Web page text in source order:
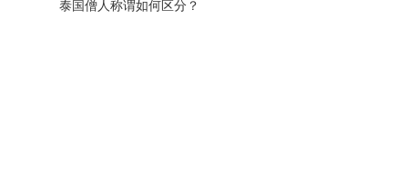
泰国僧人称谓如何区分？